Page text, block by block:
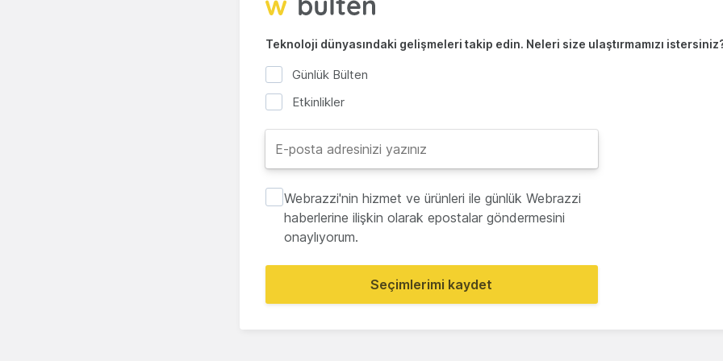
Teknoloji dünyasındaki gelişmeleri takip edin. Neleri size ulaştırmamızı
Günlük Bülten
Etkinlikler
Webrazzi'nin hizmet ve ürünleri ile günlük Webrazzi
haberlerine ilişkin olarak epostalar göndermesini
onaylıyorum.
Seçimlerimi kaydet